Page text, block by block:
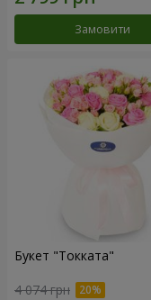
Замовити
Букет "Токката"
4 074 грн